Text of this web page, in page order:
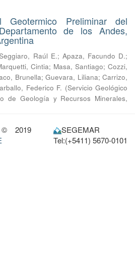
Geotermico Preliminar del
de los Andes,
Raúl E.; Apaza, Facundo D.;
Cintia; Masa, Santiago; Cozzi,
Brunella;Guevara, Liliana;Carrizo,
Federico F. (Servicio Geológico
de Geología y Recursos Minerales,
2019
SEGEMAR
Tel:(+5411) 5670-0101